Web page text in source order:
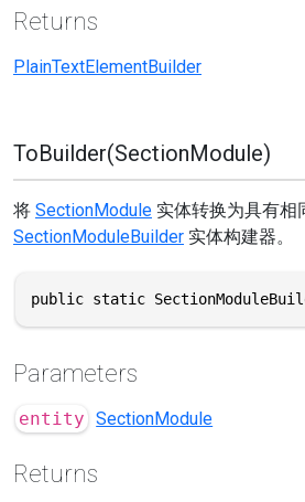
Returns
PlainTextElementBuilder
ToBuilder(SectionModule)
将 SectionModule 实体转换为具有相
SectionModuleBuilder 实体构建器。
public static
Parameters
entity SectionModule
Returns